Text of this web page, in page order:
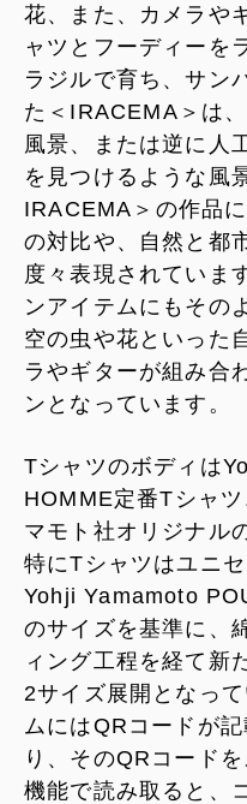
花、また、カメラや
ャツとフーディーを
ラジルで育ち、サン
た＜IRACEMA＞は
風景、または逆に人
を見つけるような風
IRACEMA＞の作品
の対比や、自然と都
度々表現されていま
ンアイテムにもその
空の虫や花といった
ラやギターが組み合
ンとなっています。
Tシャツのボディは
HOMME定番Tシャ
マモト社オリジナル
特にTシャツはユニ
Yohji Yamamoto
のサイズを基準に、
ィング工程を経て新
2サイズ展開となっ
ムにはQRコードが
り、そのQRコード
機能で読み取ると、